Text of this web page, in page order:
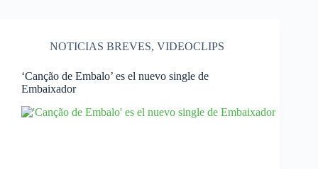
NOTICIAS BREVES, VIDEOCLIPS
‘Canção de Embalo’ es el nuevo single de
Embaixador